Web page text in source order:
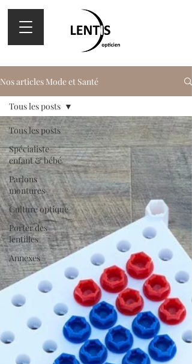
Nos articles Mode et Santé
Tous les posts
Spécialiste
enfant & bébé
Parlons
montures
Culture optique
Porter des
lentilles
Annexes
Tous les posts